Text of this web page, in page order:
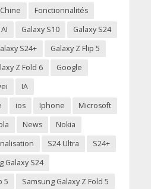
Chine
Fonctionnalités
Galaxy S10
Galaxy S24
S24+
Galaxy Z Flip 5
Z Fold 6
Google
IA
ios Iphone
Microsoft
News
Nokia
S24 Ultra
S24+
Galaxy S24
5
Samsung Galaxy Z Fold 5